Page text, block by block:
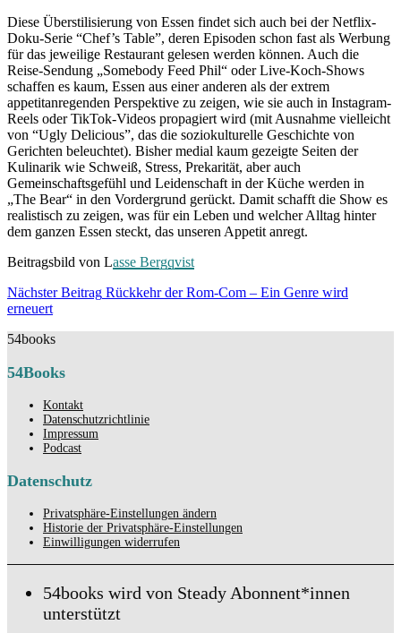
Diese Überstilisierung von Essen findet sich auch bei der Netflix-
Doku-Serie “Chef’s Table”, deren Episoden schon fast als Werbung
für das jeweilige Restaurant gelesen werden können. Auch die
Reise-Sendung „Somebody Feed Phil“ oder Live-Koch-Shows
schaffen es kaum, Essen aus einer anderen als der extrem
appetitanregenden Perspektive zu zeigen, wie sie auch in Instagram-
Reels oder TikTok-Videos propagiert wird (mit Ausnahme vielleicht
von “Ugly Delicious”, das die soziokulturelle Geschichte von
Gerichten beleuchtet). Bisher medial kaum gezeigte Seiten der
Kulinarik wie Schweiß, Stress, Prekarität, aber auch
Gemeinschaftsgefühl und Leidenschaft in der Küche werden in
„The Bear“ in den Vordergrund gerückt. Damit schafft die Show es
realistisch zu zeigen, was für ein Leben und welcher Alltag hinter
dem ganzen Essen steckt, das unseren Appetit anregt.
Beitragsbild von Lasse Bergqvist
Beitragsnavigation
Nächster Beitrag Rückkehr der Rom-Com – Ein Genre wird
erneuertNächster
54books
54Books
Kontakt
Datenschutzrichtlinie
Impressum
Podcast
Datenschutz
Privatsphäre-Einstellungen ändern
Historie der Privatsphäre-Einstellungen
Einwilligungen widerrufen
54books wird von Steady Abonnent*innen
unterstützt